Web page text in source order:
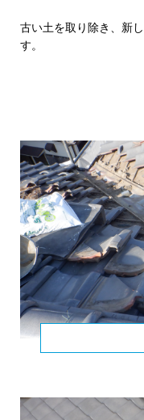
古い土を取り除き、新
す。